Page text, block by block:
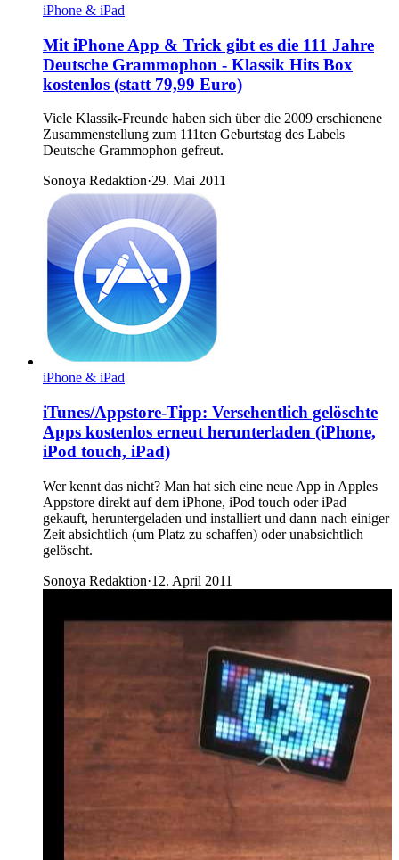
iPhone & iPad
Mit iPhone App & Trick gibt es die 111 Jahre
Deutsche Grammophon - Klassik Hits Box
kostenlos (statt 79,99 Euro)
Viele Klassik-Freunde haben sich über die 2009 erschienene
Zusammenstellung zum 111ten Geburtstag des Labels
Deutsche Grammophon gefreut.
Sonoya Redaktion·29. Mai 2011
iPhone & iPad
iTunes/Appstore-Tipp: Versehentlich gelöschte
Apps kostenlos erneut herunterladen (iPhone,
iPod touch, iPad)
Wer kennt das nicht? Man hat sich eine neue App in Apples
Appstore direkt auf dem iPhone, iPod touch oder iPad
gekauft, heruntergeladen und installiert und dann nach einiger
Zeit absichtlich (um Platz zu schaffen) oder unabsichtlich
gelöscht.
Sonoya Redaktion·12. April 2011